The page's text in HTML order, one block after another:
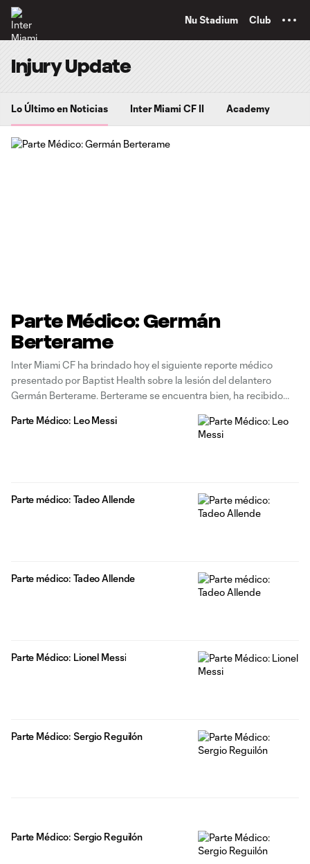
Nu Stadium Club
Injury Update
Lo Último en Noticias Inter Miami CF II Academy
Parte Médico: Germán
Berterame
Inter Miami CF ha brindado hoy el siguiente reporte médico
presentado por Baptist Health sobre la lesión del delantero
Germán Berterame. Berterame se encuentra bien, ha recibido
observación durante la noche en el Hospital General de Montreal.
Parte Médico: Leo Messi
Parte médico: Tadeo Allende
Parte médico: Tadeo Allende
Parte Médico: Lionel Messi
Parte Médico: Sergio Reguilón
Parte Médico: Sergio Reguilón